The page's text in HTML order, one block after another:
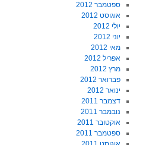
ספטמבר 2012
אוגוסט 2012
יולי 2012
יוני 2012
מאי 2012
אפריל 2012
מרץ 2012
פברואר 2012
ינואר 2012
דצמבר 2011
נובמבר 2011
אוקטובר 2011
ספטמבר 2011